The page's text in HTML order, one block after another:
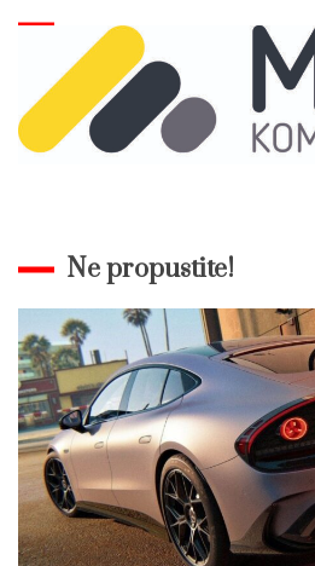
Ne propustite!